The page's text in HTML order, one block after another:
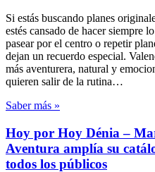
Si estás buscando planes
estés cansado de hacer siempre
pasear por el centro o repetir
dejan un recuerdo especial.
más aventurera, natural y
quieren salir de la rutina…
Saber más »
Hoy por Hoy Dénia –
Aventura amplía su
todos los públicos